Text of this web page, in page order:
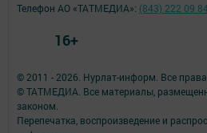
© 2011 - 2026. Нурлат-⁠информ. Все
© ТАТМЕДИА. Все материалы,
законом.
Перепечатка, воспроизведение и
Телефон АО «ТАТМЕДИА»: (843) 222 09
16+